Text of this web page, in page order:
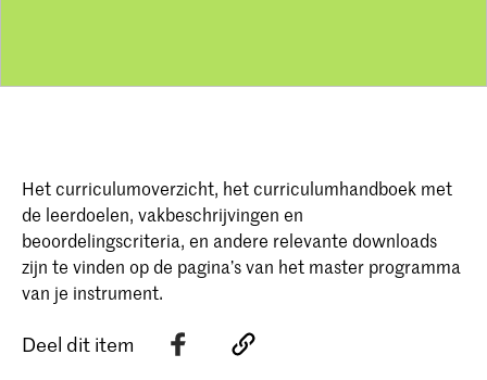
Het curriculumoverzicht, het curriculumhandboek met
de leerdoelen, vakbeschrijvingen en
beoordelingscriteria, en andere relevante downloads
zijn te vinden op de pagina’s van het master programma
van je instrument.
Deel dit item